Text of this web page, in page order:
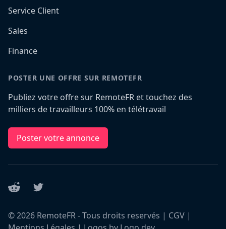
Service Client
Sales
Finance
POSTER UNE OFFRE SUR REMOTEFR
Publiez votre offre sur RemoteFR et touchez des
milliers de travailleurs 100% en télétravail
Poster votre annonce
Reddit Twitter
©2026 RemoteFR - Tous droits reservés | CGV |